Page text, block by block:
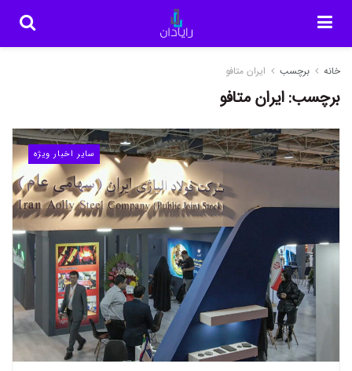
خانه برچسب ایران متافو
برچسب:ایران متافو
سایر اخبار ویژه